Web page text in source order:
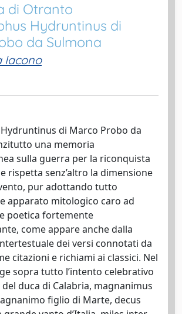
di Otranto
Hydruntinus di
da Sulmona
Iacono
di Marco Probo da
una memoria
sulla guerra per la riconquista
rispetta senz’altro la dimensione
pur adottando tutto
apparato mitologico caro ad
poetica fortemente
come appare anche dalla
dei versi connotati da
citazioni e richiami ai classici. Nel
sopra tutto l’intento celebrativo
duca di Calabria, magnanimus
figlio di Marte, decus